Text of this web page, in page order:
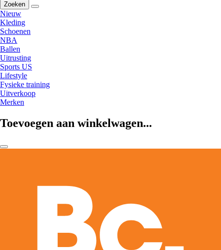
Zoeken
Nieuw
Kleding
Schoenen
NBA
Ballen
Uitrusting
Sports US
Lifestyle
Fysieke training
Uitverkoop
Merken
Toevoegen aan winkelwagen...